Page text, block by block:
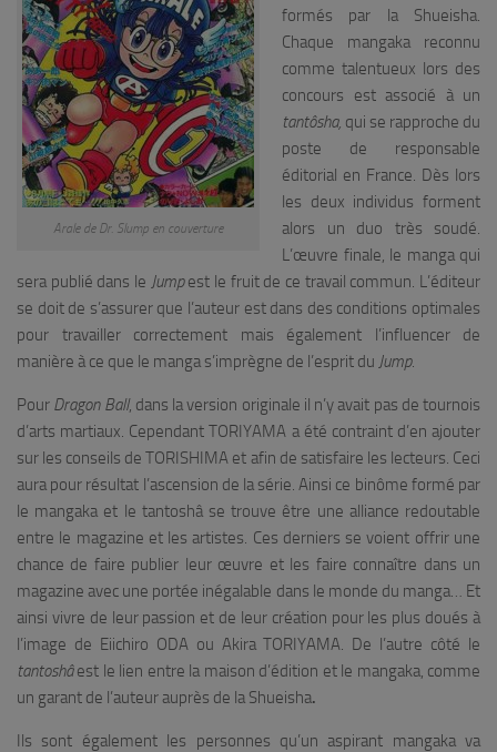
Arale de Dr. Slump en couverture
formés par la Shueisha.
Chaque mangaka reconnu
comme talentueux lors des
concours est associé à un
tantôsha, qui se rapproche du
poste de responsable
éditorial en France. Dès lors
les deux individus forment
alors un duo très soudé.
L’œuvre finale, le manga qui
sera publié dans le Jumpest le fruit de ce travail commun. L’éditeur
se doit de s’assurer que l’auteur est dans des conditions optimales
pour travailler correctement mais également l’influencer de
manière à ce que le manga s’imprègne de l’esprit du Jump.
Pour Dragon Ball, dans la version originale il n’y avait pas de tournois
d’arts martiaux. Cependant TORIYAMA a été contraint d’en ajouter
sur les conseils de TORISHIMA et afin de satisfaire les lecteurs. Ceci
aura pour résultat l’ascension de la série. Ainsi ce binôme formé par
le mangaka et le tantoshâ se trouve être une alliance redoutable
entre le magazine et les artistes. Ces derniers se voient offrir une
chance de faire publier leur œuvre et les faire connaître dans un
magazine avec une portée inégalable dans le monde du manga… Et
ainsi vivre de leur passion et de leur création pour les plus doués à
l’image de Eiichiro ODA ou Akira TORIYAMA. De l’autre côté le
tantoshâest le lien entre la maison d’édition et le mangaka, comme
un garant de l’auteur auprès de la Shueisha.
Ils sont également les personnes qu’un aspirant mangaka va